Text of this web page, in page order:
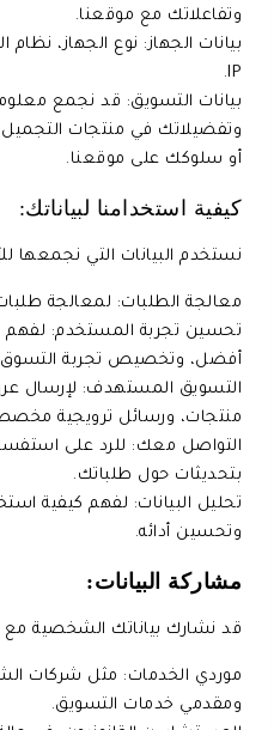
وتفاعلاتك مع موقعنا.
بيانات الجهاز: نوع الجهاز،
IP.
بيانات التسويق: قد نجمع
وتفضيلاتك في منتجات
أو سلوكك على موقعنا.
كيفية استخدامنا لبياناتك:
نستخدم البيانات التي نجمعها
معالجة الطلبات: لمعالجة
تحسين تجربة المستخدم: لفهم
أفضل، وتخصيص تجربة
التسويق المستهدف: لإرسال
منتجات، ورسائل ترويجية
التواصل معك: للرد على
بتحديثات حول طلباتك.
تحليل البيانات: لفهم كيفية
وتحسين أدائه.
مشاركة البيانات:
قد نشارك بياناتك الشخصية مع
موردي الخدمات: مثل شركات
ومقدمي خدمات التسويق.